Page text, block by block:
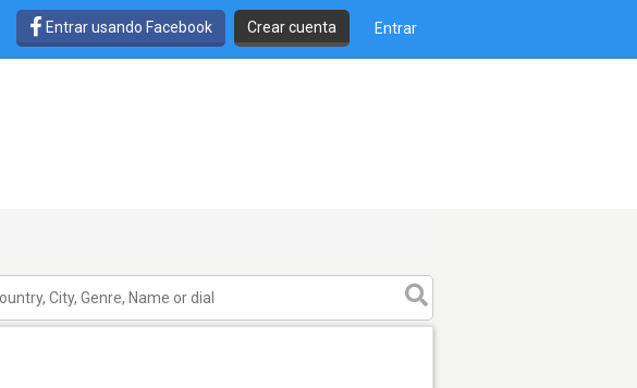
Entrar usando Facebook Crear cuenta Entrar